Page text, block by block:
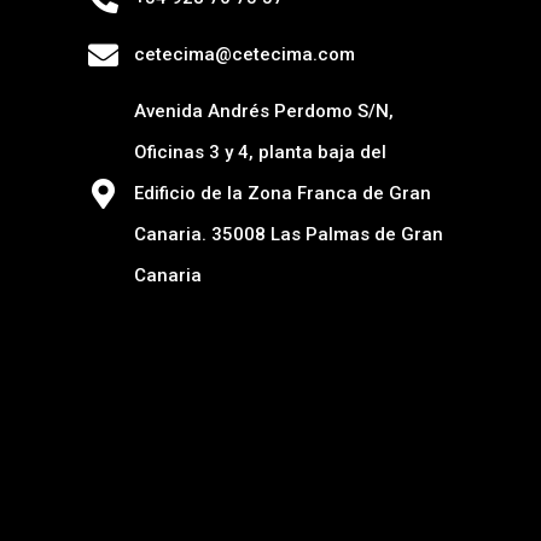
cetecima@cetecima.com
Avenida Andrés Perdomo S/N,
Oficinas 3 y 4, planta baja del
Edificio de la Zona Franca de Gran
Canaria. 35008 Las Palmas de Gran
Canaria